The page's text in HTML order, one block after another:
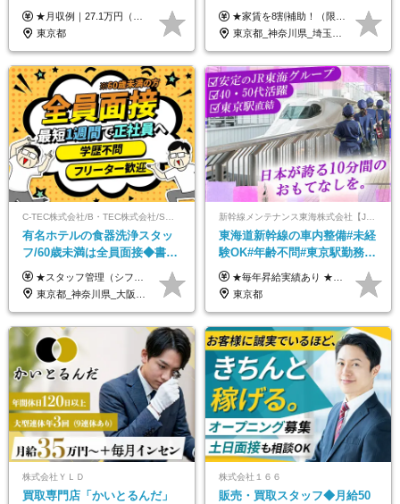
◆1勤務で2日分休み◆8割が座
り仕事◆賞与年2回
★月収例｜27.1万円（月給+残業代2.4万円+資格手当0.2万円+家族手当0.85万円） ★賞与年2回＆充実した手当あり！ ■月給23万6,500円～＋賞与年2回＋各種手当 ┗月給には職務手当19,500円、調整手当15,000円、住宅手当18,500円、契約社員手当1,500円を含みます ※試用期間4ヶ月(期間中の給与・待遇の差異はありません) ━━━━━━━━━━ 各種手当も充実！ ━━━━━━━━━━ ★家族手当 ★役付手当 ★資格手当 ★年末年始勤務手当 ★交通費支給（月5万円以内／6ヶ月分の定期代を支給） ★残業・深夜残業手当（全額支給） ━━━━━━━━━━ 給与支給日は毎月25日です ━━━━━━━━━━ 例：1月1日付入社の場合 1月25日に基本給+変動しない手当を支給 2月25日に前月分の残業手当など変動する手当を支給
東京都
可/全国募集/家賃8割を会社が
負担/賞与年2回
★家賃を8割補助！（限度額は地域により異なる） ※転勤による引っ越しが発生する場合 ＝＝＝＝＝＝＝＝＝＝＝＝＝＝＝＝＝＝＝＝＝＝＝ 例えば、家賃7.5万円なら6万円は会社で負担。 あなたが支払うのは、たったの1.5万円です！ 年間では自己負担額が約72万ほどお得になります！ ＝＝＝＝＝＝＝＝＝＝＝＝＝＝＝＝＝＝＝＝＝＝＝ 月給22万8,700円～26万3,100円＋賞与年2回（初回の支給は当社規定による）＋残業手当 ＜実際の給与例＞ *24歳:月給23万4,700円＋賞与年2回（初回の支給は当社規定による）＋残業手当＋諸手当 ※上記はあくまで参考月給です。ご経歴・年齢を考慮し、当社規定により決定します ※評価により昇給あり ※残業代は別途支給あり ※試用期間2ヶ月あり（期間中の給与・待遇に差異はありません） 【実在する社員の年収モデル】 年収530万円（30歳） 年収820万円（40歳） 【入社時の想定年収】 330万円～900万円
東京都_神奈川県_埼玉県_千葉県_大阪府_愛知県_北海道_青森県_宮城県_秋田県_山形県_茨城県_群馬県_新潟県_長野県_富山県_静岡県_三重県_兵庫県_京都府_広島県_岡山県_鳥取県_山口県_徳島県_香川県_愛媛県_福岡県_熊本県_佐賀県_長崎県_大分県_宮崎県_鹿児島県
有名ホテルの食器洗浄スタッ
フ/60歳未満は全員面接◆書類
選考なし◆ブランクOK◆月25
万～ ◆40～50代活躍
★スタッフ管理（シフト調整など）の経験があれば【月給28万円以上】 ★賞与支給実績：基本給の2ヶ月分～3ヶ月分 ＝＝ライフスタイルに合わせて働き方を選べます＝＝ ■正社員 ＜未経験者＞月給25万円～35万円＋賞与年2回 ＜経験者＞月給28万円～35万円＋賞与年2回 ※経験やスキルに応じて決定します ※残業代全額支給 ※試用期間（3ヶ月間）中の雇用形態や待遇に差異はありません ※正社員の場合、転勤の可能性あり ■契約社員 月給22万円～＋残業代全額支給 ※契約社員の場合、賞与の支給および転勤の可能性はありません ※勤務時間や勤務日数の希望があればご相談に応じます ※試用期間なし ※契約の更新 有(勤務状況により判断する) 更新上限 有(通算契約期間の上限 1年/更新回数の上限 なし)
東京都_神奈川県_大阪府_愛知県_北海道_京都府_福岡県_沖縄県
東海道新幹線の車内整備#未経
験OK#年齢不問#東京駅勤務
#59歳まで正社員登用可＆登用
実績多数！
★毎年昇給実績あり ★入社3年で430万円も可(正社員登用された場合) ■入社時月収例：25万2840円(1万2040円×21日)＋賞与支給実績有（年2回・2025年度） 日給1万2040円 ※別途「超過勤務手当、祝繁手当、特殊手当」の支給有 ※試用期間中（2ヶ月）の待遇・雇用形態に差異はございません
東京都
株式会社ＹＬＤ
買取専⾨店「かいとるんだ」
株式会社１６６
販売・買取スタッフ◆月給50